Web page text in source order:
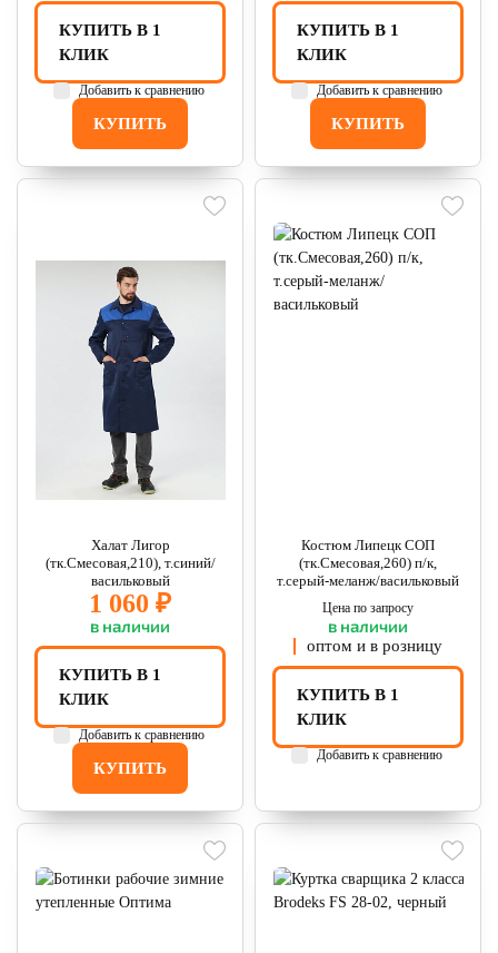
КУПИТЬ
КУПИТЬ В 1
КЛИК
Добавить к сравнению
КУПИТЬ
КУПИТЬ В 1
КЛИК
Добавить к сравнению
Халат Лигор
(тк.Смесовая,210), т.синий/
васильковый
1 060 ₽
в наличии
КУПИТЬ
КУПИТЬ В 1
КЛИК
Добавить к сравнению
Костюм Липецк СОП
(тк.Смесовая,260) п/к,
т.серый-меланж/васильковый
Цена по запросу
в наличии
оптом и в розницу
КУПИТЬ В 1
КЛИК
Добавить к сравнению